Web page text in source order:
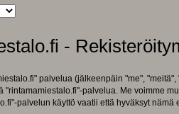
-
palvelua (jälkeenpäin "me",
"rintamamiestalo.fi"-palvelua. Me voimme
palvelun käyttö vaatii että hyväksyt